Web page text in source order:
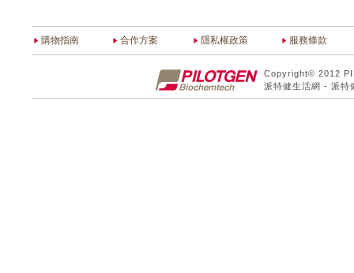
購物指南 合作方案 隱私權政策 服務條款
Copyright© 2012
派特健生活網 - 派